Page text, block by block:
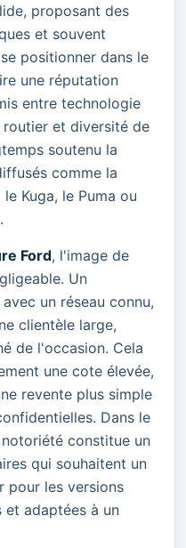
proposant des
et souvent
positionner dans le
une réputation
entre technologie
et diversité de
soutenu la
comme la
Kuga, le Puma ou
Ford, l'image de
Un
un réseau connu,
clientèle large,
de l'occasion. Cela
une cote élevée,
revente plus simple
Dans le
constitue un
qui souhaitent un
pour les versions
et adaptées à un